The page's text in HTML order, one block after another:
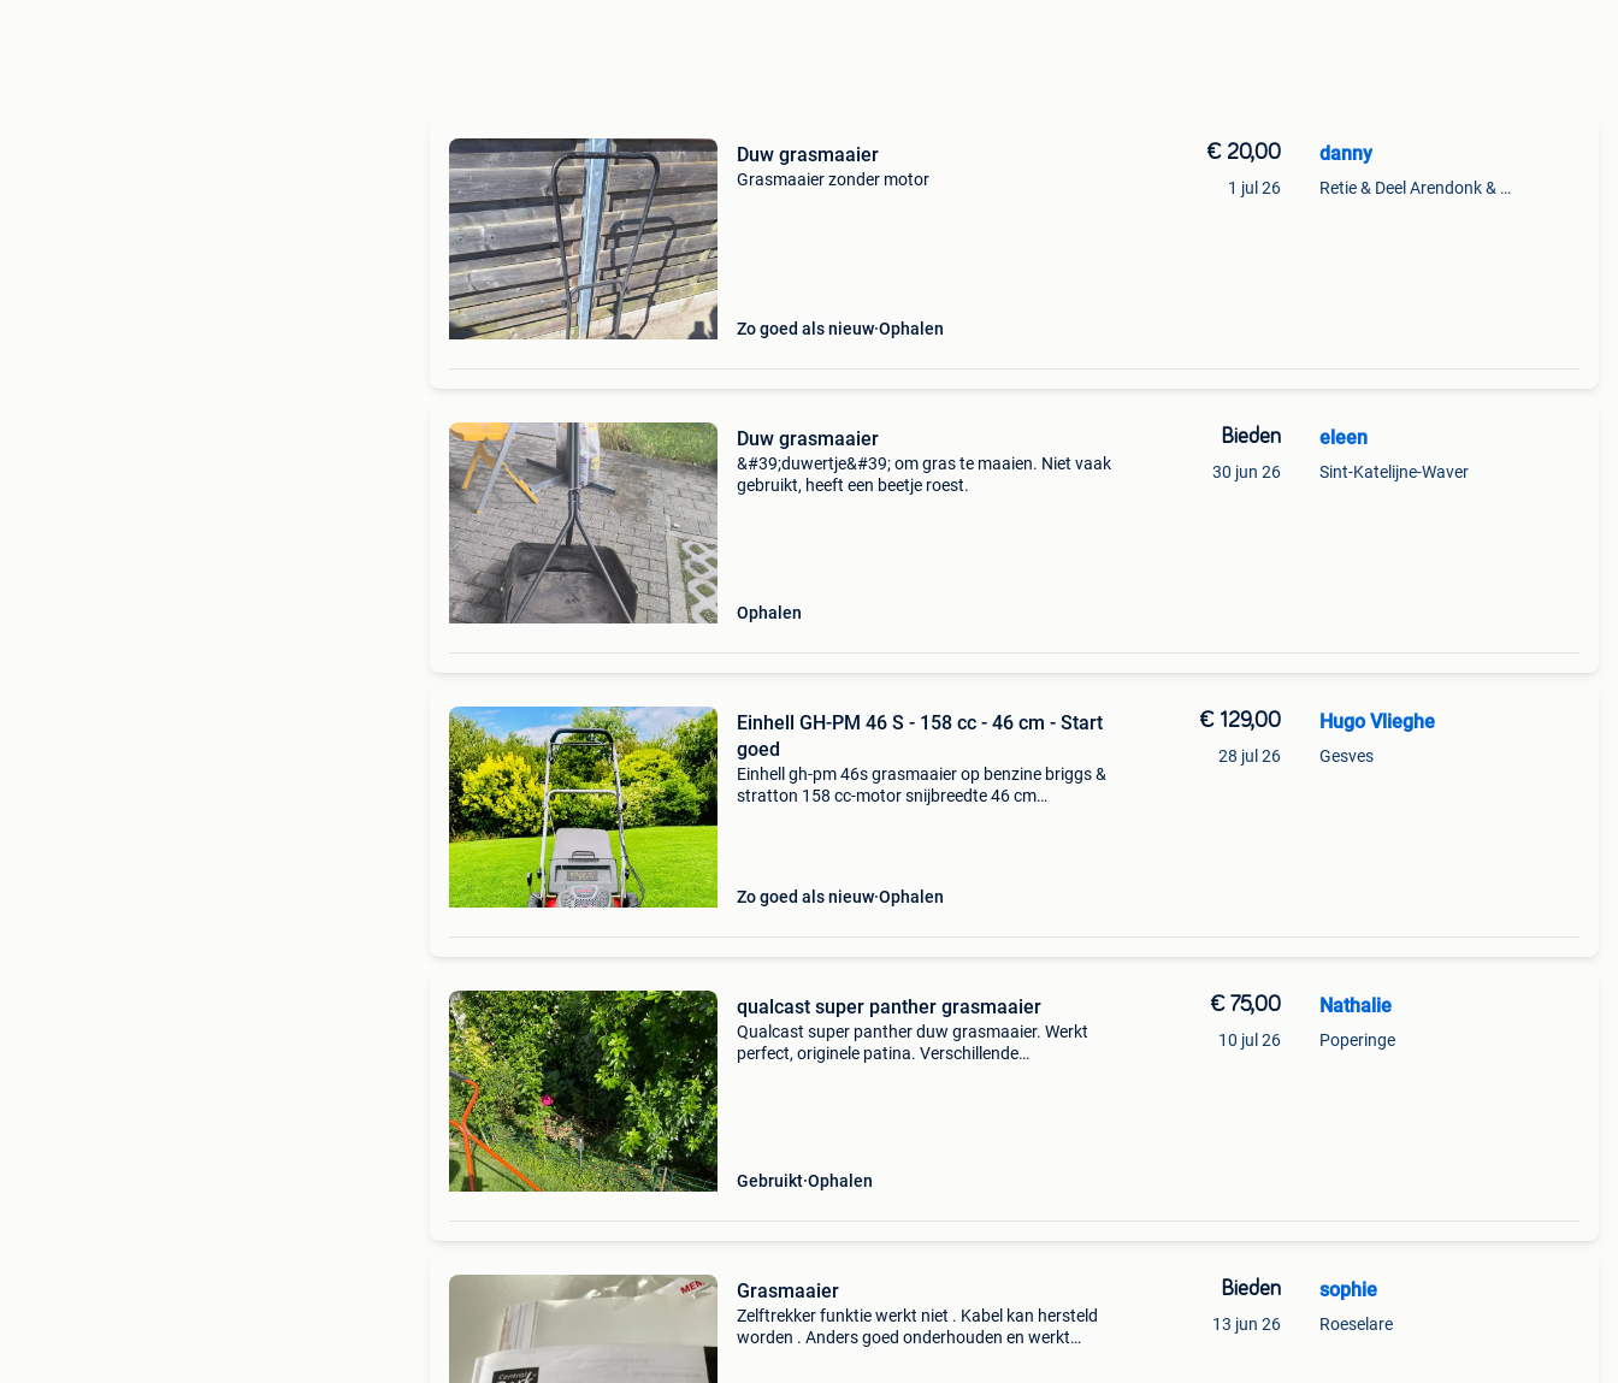
Duw grasmaaier
Grasmaaier zonder motor
Zo goed als nieuw Ophalen
€ 20,00
1 jul 26
danny
Retie & Deel Arendonk & Oud-Turnhout
Duw grasmaaier
&#39;duwertje&#39; om gras te maaien. Niet vaak
gebruikt, heeft een beetje roest.
Ophalen
Bieden
30 jun 26
eleen
Sint-Katelijne-Waver
Einhell GH-PM 46 S - 158 cc - 46 cm - Start
goed
Einhell gh-pm 46s grasmaaier op benzine briggs &
stratton 158 cc-motor snijbreedte 46 cm
Zo goed als nieuw Ophalen
€ 129,00
28 jul 26
Hugo Vlieghe
Gesves
qualcast super panther grasmaaier
Qualcast super panther duw grasmaaier. Werkt
perfect, originele patina. Verschillende
Gebruikt Ophalen
€ 75,00
10 jul 26
Nathalie
Poperinge
Grasmaaier
Zelftrekker funktie werkt niet . Kabel kan hersteld
worden . Anders goed onderhouden en werkt
Bieden
13 jun 26
sophie
Roeselare